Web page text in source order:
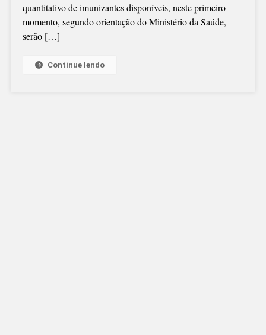
A
SANTA
quantitativo de imunizantes disponíveis, neste primeiro
momento, segundo orientação do Ministério da Saúde,
serão […]
Continue lendo